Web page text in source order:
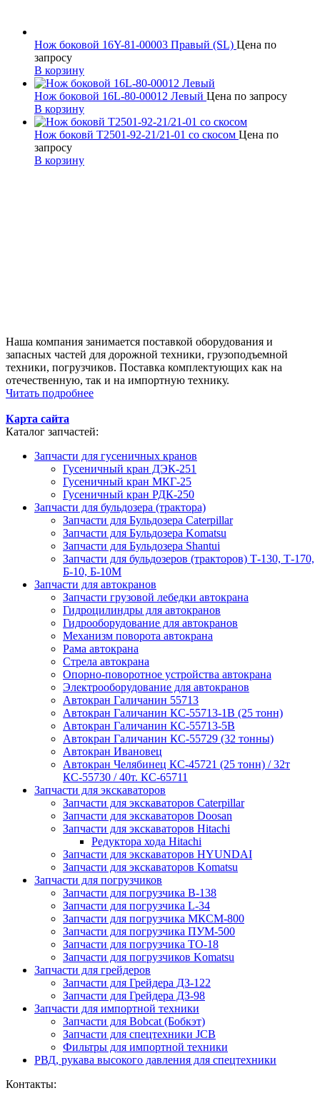
Нож боковой 16Y-81-00003 Правый (SL) Цена по
запросу
В корзину
Нож боковой 16L-80-00012 Левый Цена по запросу
В корзину
Нож боковй Т2501-92-21/21-01 со скосом Цена по
запросу
В корзину
Наша компания занимается поставкой оборудования и
запасных частей для дорожной техники, грузоподъемной
техники, погрузчиков. Поставка комплектующих как на
отечественную, так и на импортную технику.
Читать подробнее
Карта сайта
Каталог запчастей:
Запчасти для гусеничных кранов
Гусеничный кран ДЭК-251
Гусеничный кран МКГ-25
Гусеничный кран РДК-250
Запчасти для бульдозера (трактора)
Запчасти для Бульдозера Caterpillar
Запчасти для Бульдозера Komatsu
Запчасти для Бульдозера Shantui
Запчасти для бульдозеров (тракторов) Т-130, Т-170,
Б-10, Б-10М
Запчасти для автокранов
Запчасти грузовой лебедки автокрана
Гидроцилиндры для автокранов
Гидрооборудование для автокранов
Механизм поворота автокрана
Рама автокрана
Стрела автокрана
Опорно-поворотное устройства автокрана
Электрооборудование для автокранов
Автокран Галичанин 55713
Автокран Галичанин КС-55713-1В (25 тонн)
Автокран Галичанин КС-55713-5В
Автокран Галичанин КС-55729 (32 тонны)
Автокран Ивановец
Автокран Челябинец КС-45721 (25 тонн) / 32т
КС-55730 / 40т. КС-65711
Запчасти для экскаваторов
Запчасти для экскаваторов Caterpillar
Запчасти для экскаваторов Doosan
Запчасти для экскаваторов Hitachi
Редуктора хода Hitachi
Запчасти для экскаваторов HYUNDAI
Запчасти для экскаваторов Komatsu
Запчасти для погрузчиков
Запчасти для погрузчика B-138
Запчасти для погрузчика L-34
Запчасти для погрузчика МКСМ-800
Запчасти для погрузчика ПУМ-500
Запчасти для погрузчика ТО-18
Запчасти для погрузчиков Komatsu
Запчасти для грейдеров
Запчасти для Грейдера ДЗ-122
Запчасти для Грейдера ДЗ-98
Запчасти для импортной техники
Запчасти для Bobcat (Бобкэт)
Запчасти для спецтехники JCB
Фильтры для импортной техники
РВД, рукава высокого давления для спецтехники
Контакты: